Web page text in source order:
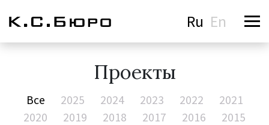
Ru En
Проекты
Все 2025 2024 2023 2022
2021
2020
2019 2018 2017 2016
2015